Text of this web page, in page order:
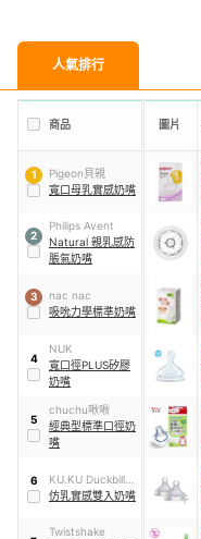
人氣排行
商品 圖片
1
Pigeon貝親
寬口母乳實感奶嘴
2
Philips Avent
Natural 親乳感防
脹氣奶嘴
3
nac nac
吸吮力學標準奶嘴
4
NUK
寬口徑PLUS矽膠
奶嘴
5
chuchu啾啾
經典型標準口徑奶
嘴
6
KU.KU Duckbill酷
咕鴨
仿乳實感雙入奶嘴
Twistshake